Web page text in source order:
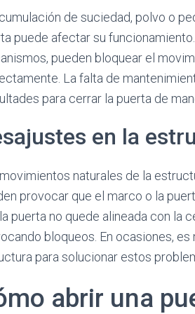
de suciedad, polvo o
puede afectar su
pueden bloquear el
La falta de
para cerrar la puerta de
en la
naturales de la
provocar que el marco o la
puerta no quede alineada con la
bloqueos. En ocasiones,
para solucionar estos
abrir una